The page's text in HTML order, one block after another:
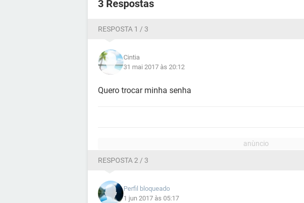
3 Respostas
RESPOSTA 1 / 3
Cintia
31 mai 2017 às 20:12
Quero trocar minha senha
RESPOSTA 2 / 3
Perfil bloqueado
1 jun 2017 às 05:17